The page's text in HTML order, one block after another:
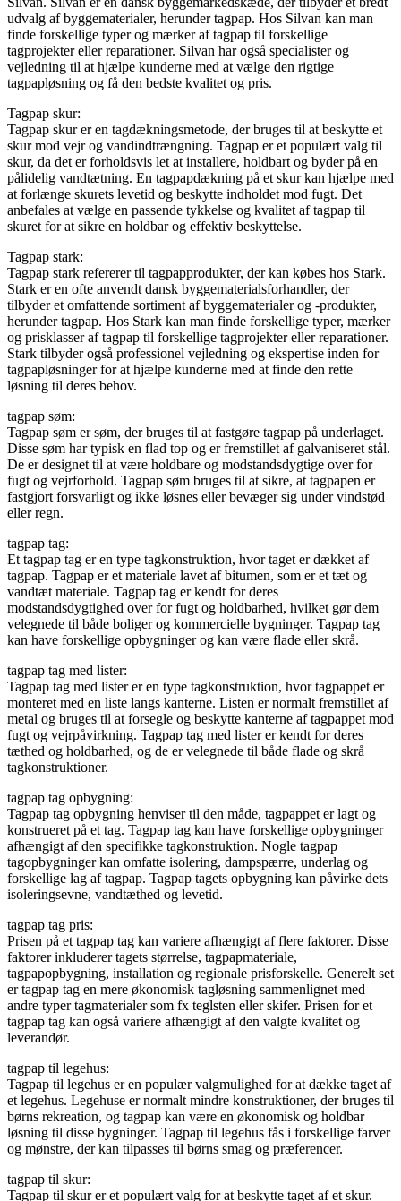
udvalg af byggematerialer, herunder tagpap. Hos Silvan kan man
finde forskellige typer og mærker af tagpap til forskellige
tagprojekter eller reparationer. Silvan har også specialister og
vejledning til at hjælpe kunderne med at vælge den rigtige
tagpapløsning og få den bedste kvalitet og pris.
Tagpap skur:
Tagpap skur er en tagdækningsmetode, der bruges til at beskytte et
skur mod vejr og vandindtrængning. Tagpap er et populært valg til
skur, da det er forholdsvis let at installere, holdbart og byder på en
pålidelig vandtætning. En tagpapdækning på et skur kan hjælpe med
at forlænge skurets levetid og beskytte indholdet mod fugt. Det
anbefales at vælge en passende tykkelse og kvalitet af tagpap til
skuret for at sikre en holdbar og effektiv beskyttelse.
Tagpap stark:
Tagpap stark refererer til tagpapprodukter, der kan købes hos Stark.
Stark er en ofte anvendt dansk byggematerialsforhandler, der
tilbyder et omfattende sortiment af byggematerialer og -produkter,
herunder tagpap. Hos Stark kan man finde forskellige typer, mærker
og prisklasser af tagpap til forskellige tagprojekter eller reparationer.
Stark tilbyder også professionel vejledning og ekspertise inden for
tagpapløsninger for at hjælpe kunderne med at finde den rette
løsning til deres behov.
tagpap søm:
Tagpap søm er søm, der bruges til at fastgøre tagpap på underlaget.
Disse søm har typisk en flad top og er fremstillet af galvaniseret stål.
De er designet til at være holdbare og modstandsdygtige over for
fugt og vejrforhold. Tagpap søm bruges til at sikre, at tagpapen er
fastgjort forsvarligt og ikke løsnes eller bevæger sig under vindstød
eller regn.
tagpap tag:
Et tagpap tag er en type tagkonstruktion, hvor taget er dækket af
tagpap. Tagpap er et materiale lavet af bitumen, som er et tæt og
vandtæt materiale. Tagpap tag er kendt for deres
modstandsdygtighed over for fugt og holdbarhed, hvilket gør dem
velegnede til både boliger og kommercielle bygninger. Tagpap tag
kan have forskellige opbygninger og kan være flade eller skrå.
tagpap tag med lister:
Tagpap tag med lister er en type tagkonstruktion, hvor tagpappet er
monteret med en liste langs kanterne. Listen er normalt fremstillet af
metal og bruges til at forsegle og beskytte kanterne af tagpappet mod
fugt og vejrpåvirkning. Tagpap tag med lister er kendt for deres
tæthed og holdbarhed, og de er velegnede til både flade og skrå
tagkonstruktioner.
tagpap tag opbygning:
Tagpap tag opbygning henviser til den måde, tagpappet er lagt og
konstrueret på et tag. Tagpap tag kan have forskellige opbygninger
afhængigt af den specifikke tagkonstruktion. Nogle tagpap
tagopbygninger kan omfatte isolering, dampspærre, underlag og
forskellige lag af tagpap. Tagpap tagets opbygning kan påvirke dets
isoleringsevne, vandtæthed og levetid.
tagpap tag pris:
Prisen på et tagpap tag kan variere afhængigt af flere faktorer. Disse
faktorer inkluderer tagets størrelse, tagpapmateriale,
tagpapopbygning, installation og regionale prisforskelle. Generelt set
er tagpap tag en mere økonomisk tagløsning sammenlignet med
andre typer tagmaterialer som fx teglsten eller skifer. Prisen for et
tagpap tag kan også variere afhængigt af den valgte kvalitet og
leverandør.
tagpap til legehus:
Tagpap til legehus er en populær valgmulighed for at dække taget af
et legehus. Legehuse er normalt mindre konstruktioner, der bruges til
børns rekreation, og tagpap kan være en økonomisk og holdbar
løsning til disse bygninger. Tagpap til legehus fås i forskellige farver
og mønstre, der kan tilpasses til børns smag og præferencer.
tagpap til skur:
Tagpap til skur er et populært valg for at beskytte taget af et skur.